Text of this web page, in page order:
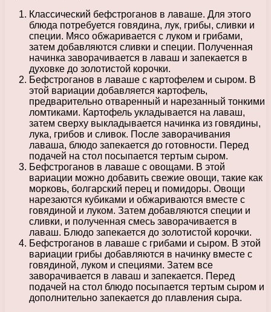
Классический бефстроганов в лаваше. Для этого
блюда потребуется говядина, лук, грибы, сливки и
специи. Мясо обжаривается с луком и грибами,
затем добавляются сливки и специи. Полученная
начинка заворачивается в лаваш и запекается в
духовке до золотистой корочки.
Бефстроганов в лаваше с картофелем и сыром. В
этой вариации добавляется картофель,
предварительно отваренный и нарезанный тонкими
ломтиками. Картофель укладывается на лаваш,
затем сверху выкладывается начинка из говядины,
лука, грибов и сливок. После заворачивания
лаваша, блюдо запекается до готовности. Перед
подачей на стол посыпается тертым сыром.
Бефстроганов в лаваше с овощами. В этой
вариации можно добавить свежие овощи, такие как
морковь, болгарский перец и помидоры. Овощи
нарезаются кубиками и обжариваются вместе с
говядиной и луком. Затем добавляются специи и
сливки, и полученная смесь заворачивается в
лаваш. Блюдо запекается до золотистой корочки.
Бефстроганов в лаваше с грибами и сыром. В этой
вариации грибы добавляются в начинку вместе с
говядиной, луком и специями. Затем все
заворачивается в лаваш и запекается. Перед
подачей на стол блюдо посыпается тертым сыром и
дополнительно запекается до плавления сыра.